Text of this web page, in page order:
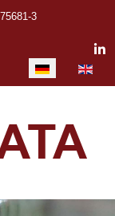
3
Sprache auswählen